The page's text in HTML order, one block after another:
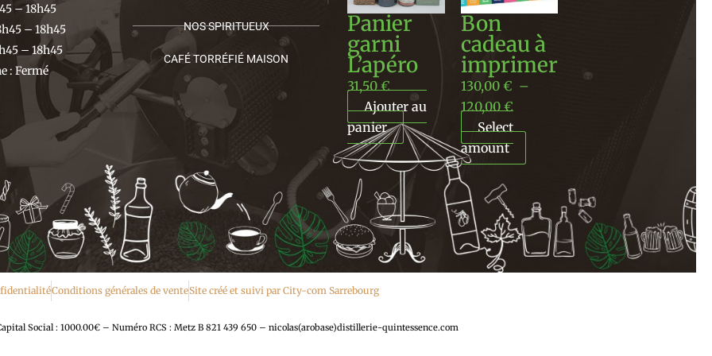
– 18h45
– 18h45
– 18h45
: Fermé
NOS SPIRITUEUX
CAFÉ TORRÉFIÉ MAISON
Panier
garni
L’apéro
31,50€
Ajouter au
panier
Bon
cadeau à
imprimer
130,00 € –
120,00€
Select
amount
Conditions générales de venteSite créé et suivi par City-com Sarrebourg
Social : 1000.00€ – Numéro RCS : Metz B 821 439 650 – nicolas(arobase)distillerie-quintessence.com